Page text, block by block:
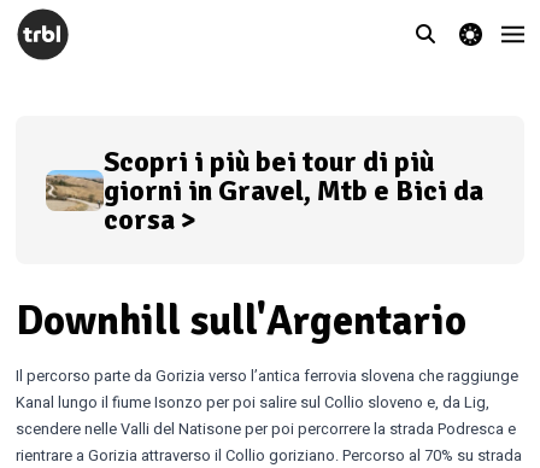
theme switcher
Scopri i più bei tour di più
giorni in Gravel, Mtb e Bici da
corsa >
Downhill sull'Argentario
Il percorso parte da Gorizia verso l’antica ferrovia slovena che raggiunge
Kanal lungo il fiume Isonzo per poi salire sul Collio sloveno e, da Lig,
scendere nelle Valli del Natisone per poi percorrere la strada Podresca e
rientrare a Gorizia attraverso il Collio goriziano. Percorso al 70% su strada